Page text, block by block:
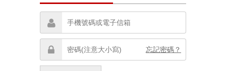
忘記密碼？